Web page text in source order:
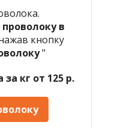
в
кнопку
"
кг от 125 р.